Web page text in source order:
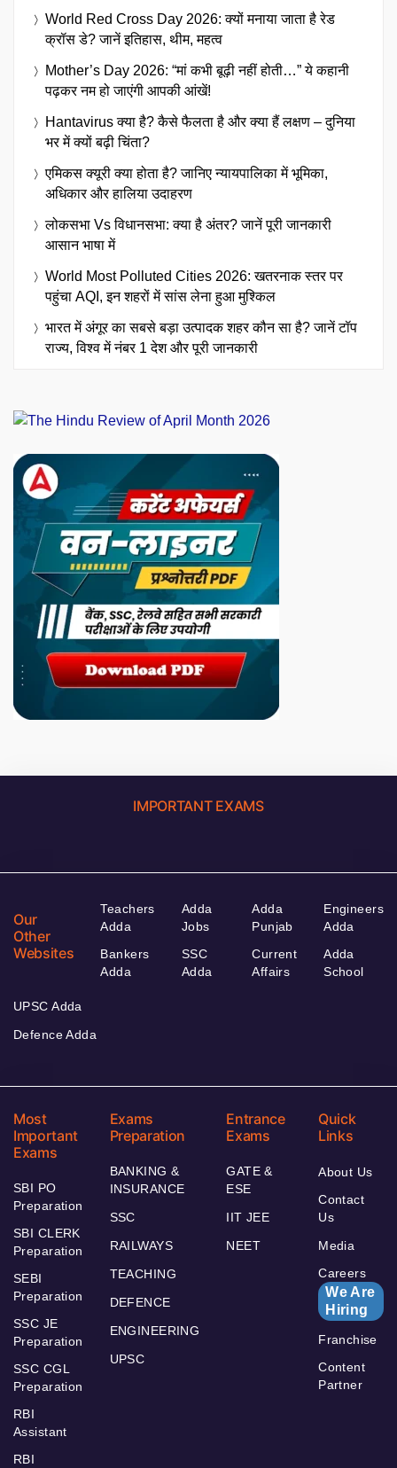
World Red Cross Day 2026: क्यों मनाया जाता है रेड
क्रॉस डे? जानें इतिहास, थीम, महत्व
Mother’s Day 2026: “मां कभी बूढ़ी नहीं होती…” ये कहानी
पढ़कर नम हो जाएंगी आपकी आंखें!
Hantavirus क्या है? कैसे फैलता है और क्या हैं लक्षण – दुनिया
भर में क्यों बढ़ी चिंता?
एमिकस क्यूरी क्या होता है? जानिए न्यायपालिका में भूमिका,
अधिकार और हालिया उदाहरण
लोकसभा Vs विधानसभा: क्या है अंतर? जानें पूरी जानकारी
आसान भाषा में
World Most Polluted Cities 2026: खतरनाक स्तर पर
पहुंचा AQI, इन शहरों में सांस लेना हुआ मुश्किल
भारत में अंगूर का सबसे बड़ा उत्पादक शहर कौन सा है? जानें टॉप
राज्य, विश्व में नंबर 1 देश और पूरी जानकारी
IMPORTANT EXAMS
Our
Other
Websites
Teachers
Adda
Bankers
Adda
Adda
Jobs
SSC
Adda
Adda
Punjab
Current
Affairs
Engineers
Adda
Adda
School
UPSC Adda
Defence Adda
Most
Important
Exams
SBI PO
Preparation
SBI CLERK
Preparation
SEBI
Preparation
SSC JE
Preparation
SSC CGL
Preparation
RBI
Assistant
RBI
Exams
Preparation
BANKING &
INSURANCE
SSC
RAILWAYS
TEACHING
DEFENCE
ENGINEERING
UPSC
Entrance
Exams
GATE &
ESE
IIT JEE
NEET
Quick
Links
About Us
Contact
Us
Media
Careers
We Are
Hiring
Franchise
Content
Partner